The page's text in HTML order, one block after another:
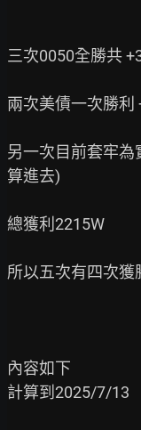
三次0050全勝共
兩次美債一次勝利
另一次目前套牢為
算進去)
總獲利2215W
所以五次有四次獲
內容如下
計算到2025/7/13